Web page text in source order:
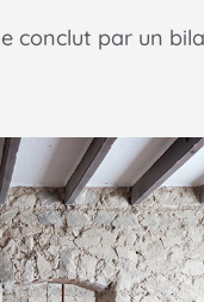
conclut par un